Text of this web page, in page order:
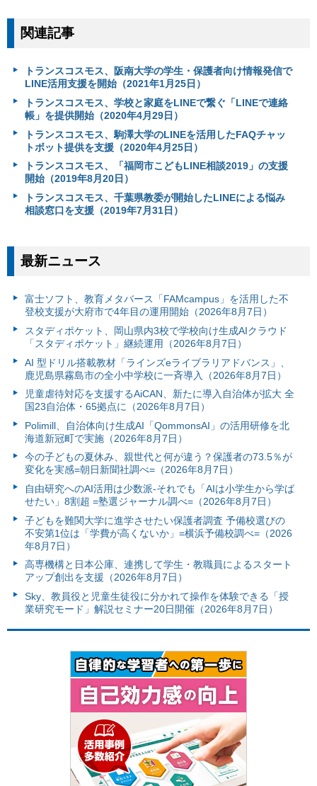
関連記事
トランスコスモス、阪南大学の学生・保護者向け情報発信で
LINE活用支援を開始（2021年1月25日）
トランスコスモス、学校と家庭をLINEで繋ぐ「LINEで連絡
帳」を提供開始（2020年4月29日）
トランスコスモス、駒澤大学のLINEを活用したFAQチャッ
トボット提供を支援（2020年4月25日）
トランスコスモス、「福岡市こどもLINE相談2019」の支援
開始（2019年8月20日）
トランスコスモス、千葉県教委が開始したLINEによる悩み
相談窓口を支援（2019年7月31日）
最新ニュース
富⼠ソフト、教育メタバース「FAMcampus」を活用した不
登校支援が大府市で4年目の運用開始（2026年8月7日）
スタディポケット、岡山県内3校で学校向け生成AIクラウド
「スタディポケット」継続運用（2026年8月7日）
AI 型ドリル搭載教材「ラインズeライブラリアドバンス」、
鹿児島県霧島市の全小中学校に一斉導入（2026年8月7日）
児童虐待対応を支援するAiCAN、新たに導入自治体が拡大 全
国23自治体・65拠点に（2026年8月7日）
Polimill、自治体向け生成AI「QommonsAI」の活用研修を北
海道新冠町で実施（2026年8月7日）
今の子どもの夏休み、親世代と何が違う？保護者の73.5％が
変化を実感=朝日新聞社調べ=（2026年8月7日）
自由研究へのAI活用は少数派-それでも「AIは小学生から学ば
せたい」8割超 =塾選ジャーナル調べ=（2026年8月7日）
子どもを難関大学に進学させたい保護者調査 予備校選びの
不安第1位は「学費が高くないか」=横浜予備校調べ=（2026
年8月7日）
高専機構と日本公庫、連携して学生・教職員によるスタート
アップ創出を支援（2026年8月7日）
Sky、教員役と児童生徒役に分かれて操作を体験できる「授
業研究モード」解説セミナー20日開催（2026年8月7日）